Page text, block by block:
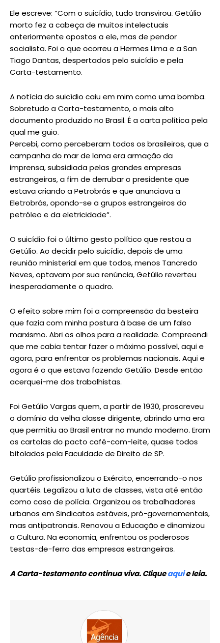
Ele escreve: “Com o suicídio, tudo transvirou. Getúlio
morto fez a cabeça de muitos intelectuais
anteriormente opostos a ele, mas de pendor
socialista. Foi o que ocorreu a Hermes Lima e a San
Tiago Dantas, despertados pelo suicídio e pela
Carta-testamento.
A notícia do suicídio caiu em mim como uma bomba.
Sobretudo a Carta-testamento, o mais alto
documento produzido no Brasil. É a carta política pela
qual me guio.
Percebi, como perceberam todos os brasileiros, que a
campanha do mar de lama era armação da
imprensa, subsidiada pelas grandes empresas
estrangeiras, a fim de derrubar o presidente que
estava criando a Petrobrás e que anunciava a
Eletrobrás, opondo-se a grupos estrangeiros do
petróleo e da eletricidade”.
O suicídio foi o último gesto político que restou a
Getúlio. Ao decidir pelo suicídio, depois de uma
reunião ministerial em que todos, menos Tancredo
Neves, optavam por sua renúncia, Getúlio reverteu
inesperadamente o quadro.
O efeito sobre mim foi a compreensão da besteira
que fazia com minha postura à base de um falso
marxismo. Abri os olhos para a realidade. Compreendi
que me cabia tentar fazer o máximo possível, aqui e
agora, para enfrentar os problemas nacionais. Aqui e
agora é o que estava fazendo Getúlio. Desde então
acerquei-me dos trabalhistas.
Foi Getúlio Vargas quem, a partir de 1930, proscreveu
o domínio da velha classe dirigente, abrindo uma era
que permitiu ao Brasil entrar no mundo moderno. Eram
os cartolas do pacto café-com-leite, quase todos
bitolados pela Faculdade de Direito de SP.
Getúlio profissionalizou o Exército, encerrando-o nos
quartéis. Legalizou a luta de classes, vista até então
como caso de polícia. Organizou os trabalhadores
urbanos em Sindicatos estáveis, pró-governamentais,
mas antipatronais. Renovou a Educação e dinamizou
a Cultura. Na economia, enfrentou os poderosos
testas-de-ferro das empresas estrangeiras.
A Carta-testamento continua viva. Cliqueaquie leia.